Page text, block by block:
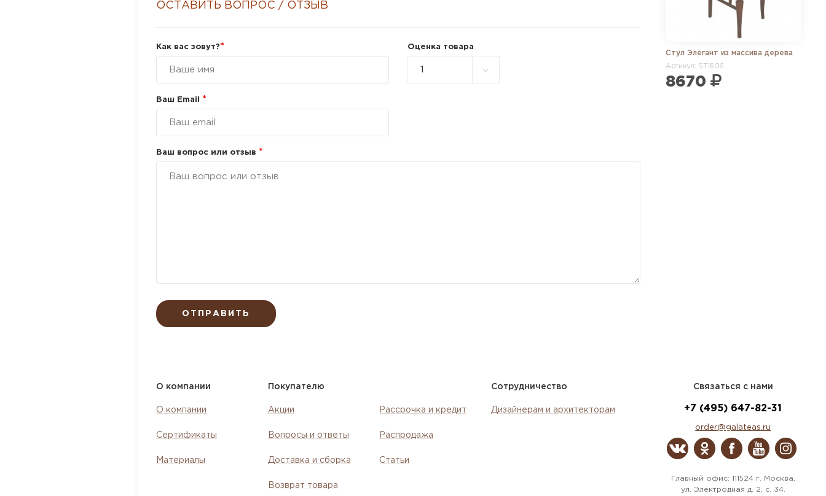
ОСТАВИТЬ ВОПРОС / ОТЗЫВ
Как вас зовут?*
Ваш Email *
Оценка товара
Ваш вопрос или отзыв *
ОТПРАВИТЬ
Стул Элегант из массива дерева
Артикул: ST1606
8670
О компании
О компании
Сертификаты
Материалы
Покупателю
Акции
Вопросы и ответы
Доставка и сборка
Возврат товара
Рассрочка и кредит
Распродажа
Статьи
Сотрудничество
Дизайнерам и архитекторам
Связаться с нами
+7 (495) 647-82-31
order@galateas.ru
Главный офис: 111524 г. Москва,
ул. Электродная д. 2, с. 34.